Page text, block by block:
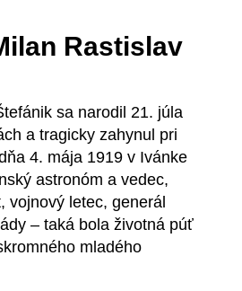
Rastislav
sa narodil 21. júla
a tragicky zahynul pri
4. mája 1919 v Ivánke
astronóm a vedec,
vojnový letec, generál
– taká bola životná púť
mladého